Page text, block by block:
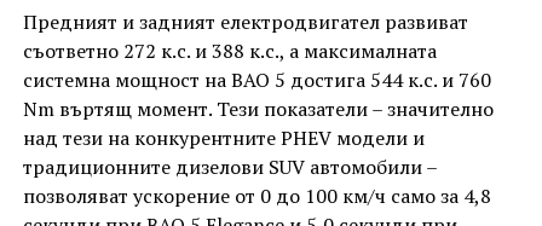
Предният и задният електродвигател развиват
съответно 272 к.с. и 388 к.с., а максималната
системна мощност на BAO 5 достига 544 к.с. и 760
Nm въртящ момент. Тези показатели – значително
над тези на конкурентните PHEV модели и
традиционните дизелови SUV автомобили –
позволяват ускорение от 0 до 100 км/ч само за 4,8